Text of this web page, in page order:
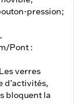
pression;
Pont :
verres
d’activités,
bloquent la